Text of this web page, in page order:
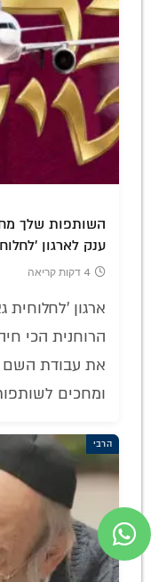
השותפות שלך
ענק לארגון
4 דקות קריאה
ארגון
הרוחנית הכי
את עבודת השם
ומחכים
הרבי